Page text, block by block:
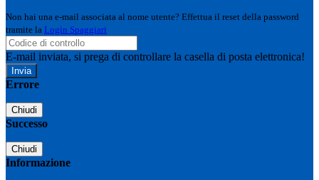
Non hai una e-mail associata al nome utente? Effettua il reset della password
tramite la Login Spaggiari
E-mail inviata, si prega di controllare la casella di posta elettronica!
Errore
Chiudi
Successo
Chiudi
Informazione